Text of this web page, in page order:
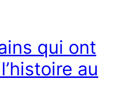
qui ont
au